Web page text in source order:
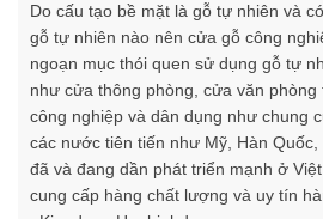
Do cấu tạo bề mặt là gỗ tự nhiên và
gỗ tự nhiên nào nên cửa gỗ công
ngoạn mục thói quen sử dụng gỗ tự
như cửa thông phòng, cửa văn phòng
công nghiệp và dân dụng như chung
các nước tiên tiến như Mỹ, Hàn
đã và đang dần phát triển mạnh ở
cung cấp hàng chất lượng và uy tín